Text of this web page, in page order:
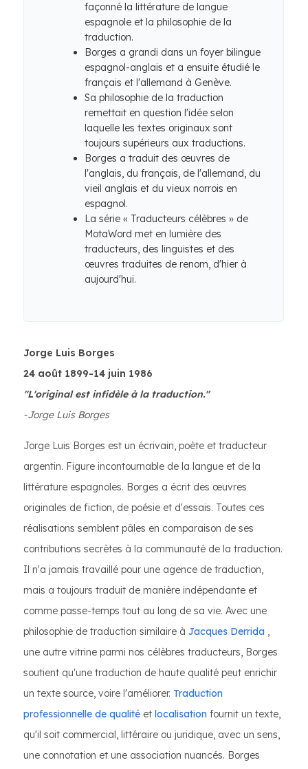
façonné la littérature de langue
espagnole et la philosophie de la
traduction.
Borges a grandi dans un foyer bilingue
espagnol-anglais et a ensuite étudié le
français et l'allemand à Genève.
Sa philosophie de la traduction
remettait en question l'idée selon
laquelle les textes originaux sont
toujours supérieurs aux traductions.
Borges a traduit des œuvres de
l'anglais, du français, de l'allemand, du
vieil anglais et du vieux norrois en
espagnol.
La série « Traducteurs célèbres » de
MotaWord met en lumière des
traducteurs, des linguistes et des
œuvres traduites de renom, d'hier à
aujourd'hui.
Jorge Luis Borges
24 août 1899-14 juin 1986
"L'original est infidèle à la traduction."
-Jorge Luis Borges
Jorge Luis Borges est un écrivain, poète et traducteur
argentin. Figure incontournable de la langue et de la
littérature espagnoles. Borges a écrit des œuvres
originales de fiction, de poésie et d'essais. Toutes ces
réalisations semblent pâles en comparaison de ses
contributions secrètes à la communauté de la traduction.
Il n'a jamais travaillé pour une agence de traduction,
mais a toujours traduit de manière indépendante et
comme passe-temps tout au long de sa vie. Avec une
philosophie de traduction similaire à Jacques Derrida ,
une autre vitrine parmi nos célèbres traducteurs, Borges
soutient qu'une traduction de haute qualité peut enrichir
un texte source, voire l'améliorer. Traduction
professionnelle de qualité et localisation fournit un texte,
qu'il soit commercial, littéraire ou juridique, avec un sens,
une connotation et une association nuancés. Borges